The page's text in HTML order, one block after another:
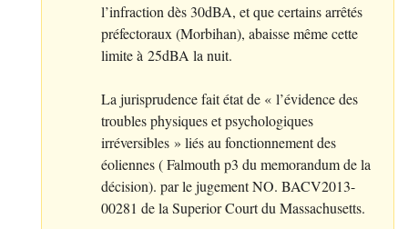
l’infraction dès 30dBA, et que certains arrêtés
préfectoraux (Morbihan), abaisse même cette
limite à 25dBA la nuit.
La jurisprudence fait état de « l’évidence des
troubles physiques et psychologiques
irréversibles » liés au fonctionnement des
éoliennes ( Falmouth p3 du memorandum de la
décision). par le jugementNO. BACV2013-
00281 de la Superior Court du Massachusetts.